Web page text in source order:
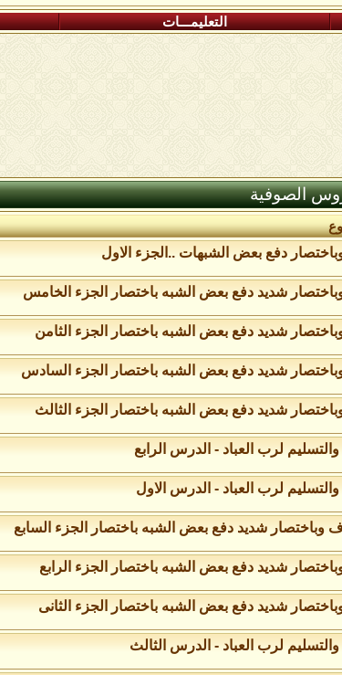
التعليمـــات
الصوفية
دفع بعض الشبهات ..الجزء الاول
شديد دفع بعض الشبه باختصار الجزء الخامس
شديد دفع بعض الشبه باختصار الجزء الثامن
شديد دفع بعض الشبه باختصار الجزء السادس
شديد دفع بعض الشبه باختصار الجزء الثالث
والتسليم لرب العباد - الدرس الرابع
والتسليم لرب العباد - الدرس الاول
شديد دفع بعض الشبه باختصار الجزء الرابع
شديد دفع بعض الشبه باختصار الجزء الثانى
والتسليم لرب العباد - الدرس الثالث